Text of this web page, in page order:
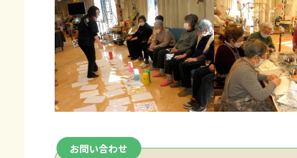
お問い合わせ